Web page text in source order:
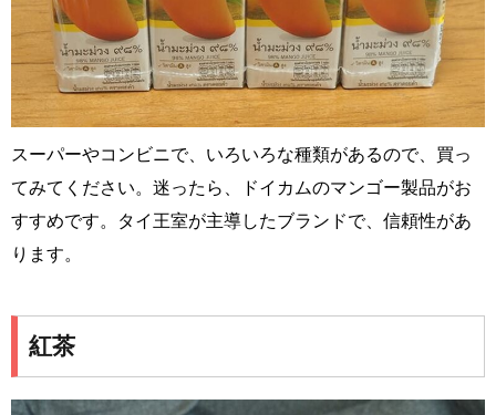
スーパーやコンビニで、いろいろな種類があるので、買っ
てみてください。迷ったら、ドイカムのマンゴー製品がお
すすめです。タイ王室が主導したブランドで、信頼性があ
ります。
紅茶